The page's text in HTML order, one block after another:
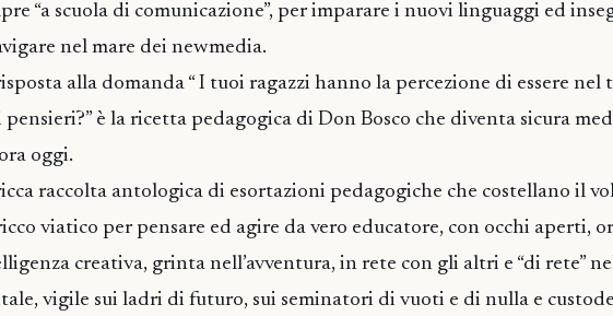
“a scuola di comunicazione”, per imparare i nuovi linguaggi ed
nel mare dei newmedia.
alla domanda “ I tuoi ragazzi hanno la percezione di essere nel
pensieri?” è la ricetta pedagogica di Don Bosco che diventa sicura
oggi.
raccolta antologica di esortazioni pedagogiche che costellano il
viatico per pensare ed agire da vero educatore, con occhi aperti,
creativa, grinta nell’avventura, in rete con gli altri e “di rete”
vigile sui ladri di futuro, sui seminatori di vuoti e di nulla e